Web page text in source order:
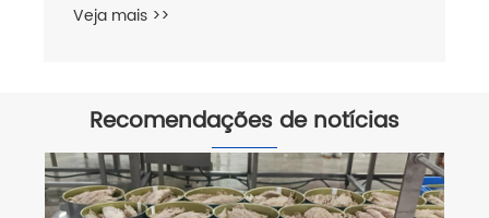
Veja mais >>
Recomendações de notícias